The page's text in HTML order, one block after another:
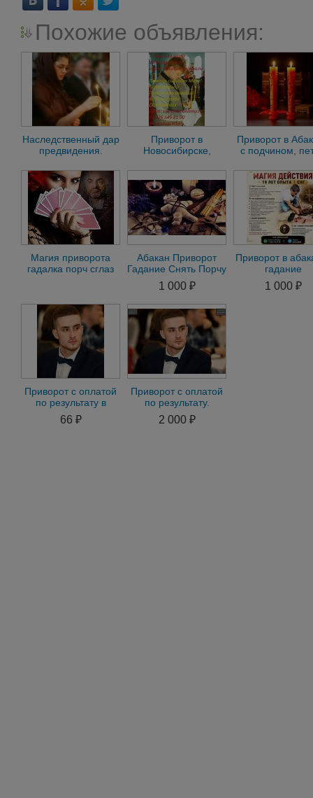
Похожие объявления:
Наследственный дар
предвидения.
привороты. Снятие
порчи
Приворот в
Новосибирске,
Новосибирске,
гадание, порчая с
Приворот в
с подчином,
Сват,
Магия приворота
гадалка порч сглаз
Абакан Приворот
Гадание Снять Порчу
Остуда Рассорка
Присушка Привязка
1 000 ₽
Приворот в
гадание
онлайн1 000 ₽
Приворот с оплатой
по результату в
Абакане.Приворот
без предоплаты
66 ₽
Приворот с оплатой
по результату.
Гадание. снятие
негатива 71
2 000 ₽